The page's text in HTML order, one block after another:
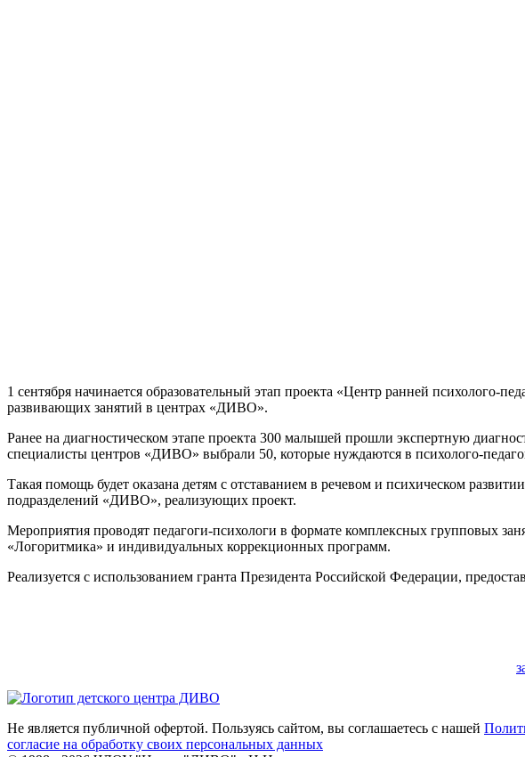
1 сентября начинается образовательный этап проекта «Центр ранней психолого-
развивающих занятий в центрах «ДИВО».
Ранее на диагностическом этапе проекта 300 малышей прошли экспертную
специалисты центров «ДИВО» выбрали 50, которые нуждаются в психолого-
Такая помощь будет оказана детям с отставанием в речевом и психическом
подразделений «ДИВО», реализующих проект.
Мероприятия проводят педагоги-психологи в формате комплексных групповых
«Логоритмика» и индивидуальных коррекционных программ.
Реализуется с использованием гранта Президента Российской Федерации,
Не является публичной офертой. Пользуясь сайтом, вы соглашаетесь с нашей
согласие на обработку своих персональных данных